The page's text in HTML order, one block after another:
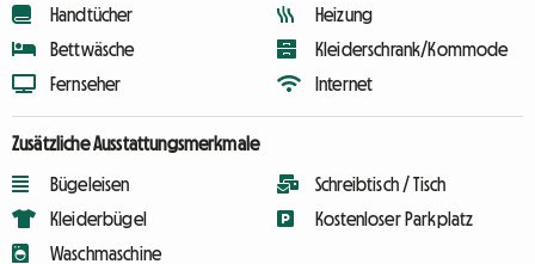
Handtücher
Bettwäsche
Fernseher
Heizung
Kleiderschrank/Kommode
Internet
Zusätzliche Ausstattungsmerkmale
Bügeleisen
Kleiderbügel
Waschmaschine
Schreibtisch / Tisch
Kostenloser Parkplatz